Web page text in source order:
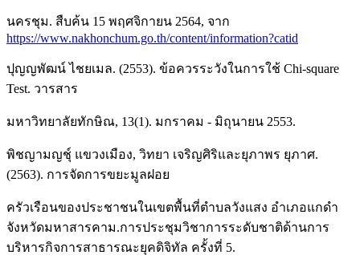
นครชุม. สืบค้น 15 พฤศจิกายน 2564, จาก
https://www.nakhonchum.go.th/content/information?catid
ปุญญพัฒน์ ไชยเมล. (2553). ข้อควรระวังในการใช้ Chi-square
Test. วารสาร
มหาวิทยาลัยทักษิณ, 13(1). มกราคม - มิถุนายน 2553.
พิชญามญชุ์ แขวงเมือง, วิทยา เจริญศิริและยุภาพร ยุภาศ.
(2563). การจัดการขยะมูลฝอย
ครัวเรือนของประชาชนในเขตพื้นที่ตำบลวังแสง อำเภอแกดำ
จังหวัดมหาสารคาม.การประชุมวิชาการระดับชาติด้านการ
บริหารกิจการสาธารณะยุคดิจิทัล ครั้งที่ 5.